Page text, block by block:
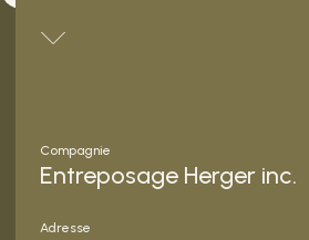
Compagnie
Entreposage Herger inc.
Adresse